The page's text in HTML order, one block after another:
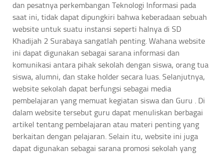
dan pesatnya perkembangan Teknologi Informasi pada
saat ini, tidak dapat dipungkiri bahwa keberadaan sebuah
website untuk suatu instansi seperti halnya di SD
Khadijah 2 Surabaya sangatlah penting. Wahana website
ini dapat digunakan sebagai sarana informasi dan
komunikasi antara pihak sekolah dengan siswa, orang tua
siswa, alumni, dan stake holder secara luas. Selanjutnya,
website sekolah dapat berfungsi sebagai media
pembelajaran yang memuat kegiatan siswa dan Guru . Di
dalam website tersebut guru dapat menuliskan berbagai
artikel tentang pembelajaran atau materi penting yang
berkaitan dengan pelajaran. Selain itu, website ini juga
dapat digunakan sebagai sarana promosi sekolah yang